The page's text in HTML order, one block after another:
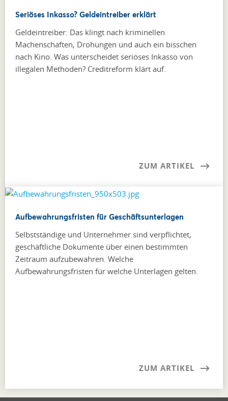
Seriöses Inkasso? Geldeintreiber erklärt
Geldeintreiber: Das klingt nach kriminellen
Machenschaften, Drohungen und auch ein bisschen
nach Kino. Was unterscheidet seriöses Inkasso von
illegalen Methoden? Creditreform klärt auf.
ZUM ARTIKEL
Aufbewahrungsfristen für Geschäftsunterlagen
Selbstständige und Unternehmer sind verpflichtet,
geschäftliche Dokumente über einen bestimmten
Zeitraum aufzubewahren. Welche
Aufbewahrungsfristen für welche Unterlagen gelten.
ZUM ARTIKEL